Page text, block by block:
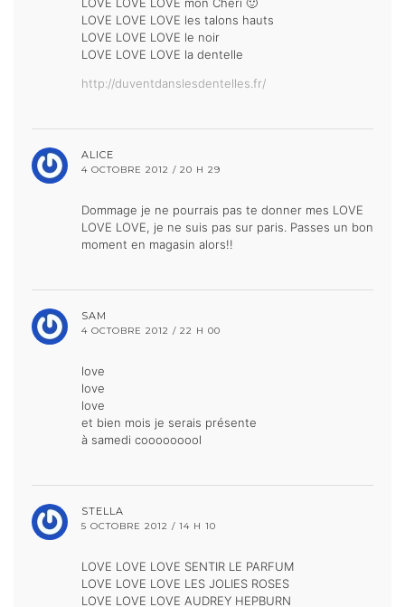
LOVE LOVE LOVE mon Chéri 🙂
LOVE LOVE LOVE les talons hauts
LOVE LOVE LOVE le noir
LOVE LOVE LOVE la dentelle
http://duventdanslesdentelles.fr/
ALICE
4 OCTOBRE 2012 / 20 H 29
Dommage je ne pourrais pas te donner mes LOVE
LOVE LOVE, je ne suis pas sur paris. Passes un bon
moment en magasin alors!!
SAM
4 OCTOBRE 2012 / 22 H 00
love
love
love
et bien mois je serais présente
à samedi cooooooool
STELLA
5 OCTOBRE 2012 / 14 H 10
LOVE LOVE LOVE SENTIR LE PARFUM
LOVE LOVE LOVE LES JOLIES ROSES
LOVE LOVE LOVE AUDREY HEPBURN